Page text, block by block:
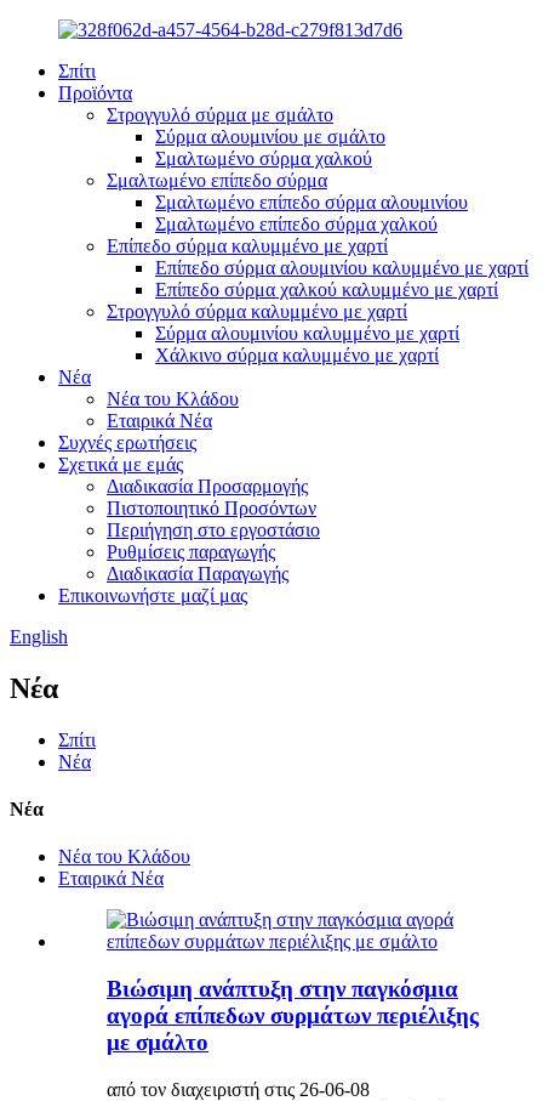
Σπίτι
Προϊόντα
Στρογγυλό σύρμα με σμάλτο
Σύρμα αλουμινίου με σμάλτο
Σμαλτωμένο σύρμα χαλκού
Σμαλτωμένο επίπεδο σύρμα
Σμαλτωμένο επίπεδο σύρμα αλουμινίου
Σμαλτωμένο επίπεδο σύρμα χαλκού
Επίπεδο σύρμα καλυμμένο με χαρτί
Επίπεδο σύρμα αλουμινίου καλυμμένο με χαρτί
Επίπεδο σύρμα χαλκού καλυμμένο με χαρτί
Στρογγυλό σύρμα καλυμμένο με χαρτί
Σύρμα αλουμινίου καλυμμένο με χαρτί
Χάλκινο σύρμα καλυμμένο με χαρτί
Νέα
Νέα του Κλάδου
Εταιρικά Νέα
Συχνές ερωτήσεις
Σχετικά με εμάς
Διαδικασία Προσαρμογής
Πιστοποιητικό Προσόντων
Περιήγηση στο εργοστάσιο
Ρυθμίσεις παραγωγής
Διαδικασία Παραγωγής
Επικοινωνήστε μαζί μας
English
Νέα
Σπίτι
Νέα
Νέα
Νέα του Κλάδου
Εταιρικά Νέα
Βιώσιμη ανάπτυξη στην παγκόσμια
αγορά επίπεδων συρμάτων περιέλιξης
με σμάλτο
από τον διαχειριστή στις 26-06-08